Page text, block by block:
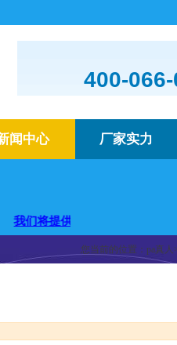
400-
闻中心 厂家实力
提供优质的产品及服务，欢迎咨
您当前的位置： pa真人